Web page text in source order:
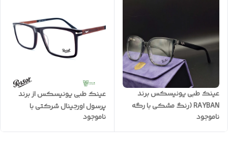
عینک طبی یونیسکس برند
RAYBAN (رنگ مشکی با رگه
های کریستالی) سفارش اروپا به
همراه گارانتی یکساله کد
ناموجود
عینک طبی یونیسکس از برند
پرسول اورجینال شرکتی با
کیفیت A+++ کد PE2144
ناموجود